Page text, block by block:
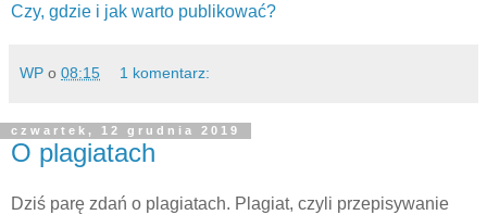
Czy, gdzie i jak warto publikować?
WP o 08:15 1 komentarz:
czwartek, 12 grudnia 2019
O plagiatach
Dziś parę zdań o plagiatach. Plagiat, czyli przepisywanie